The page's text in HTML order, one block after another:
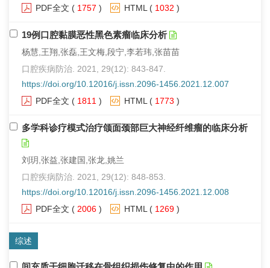
PDF全文 ( 1757 ) HTML ( 1032 )
19例口腔黏膜恶性黑色素瘤临床分析
杨慧,王翔,张磊,王文梅,段宁,李若玮,张苗苗
口腔疾病防治. 2021, 29(12): 843-847.
https://doi.org/10.12016/j.issn.2096-1456.2021.12.007
PDF全文 ( 1811 ) HTML ( 1773 )
多学科诊疗模式治疗颌面颈部巨大神经纤维瘤的临床分析
刘玥,张益,张建国,张龙,姚兰
口腔疾病防治. 2021, 29(12): 848-853.
https://doi.org/10.12016/j.issn.2096-1456.2021.12.008
PDF全文 ( 2006 ) HTML ( 1269 )
综述